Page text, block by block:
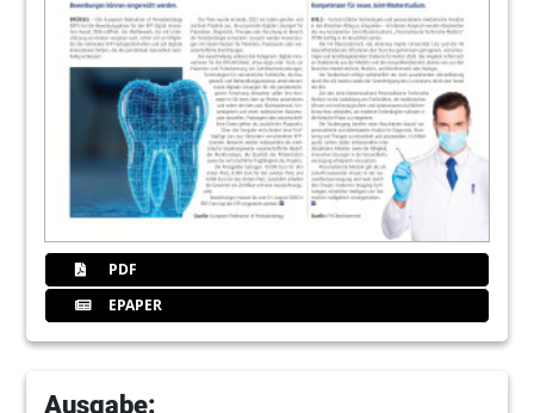
PDF
EPAPER
Ausgabe: